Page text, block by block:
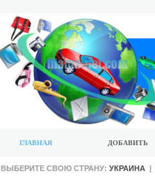
ГЛАВНАЯ ДОБАВИТЬ
ВЫБЕРИТЕ СВОЮ СТРАНУ: УКРАИНА |